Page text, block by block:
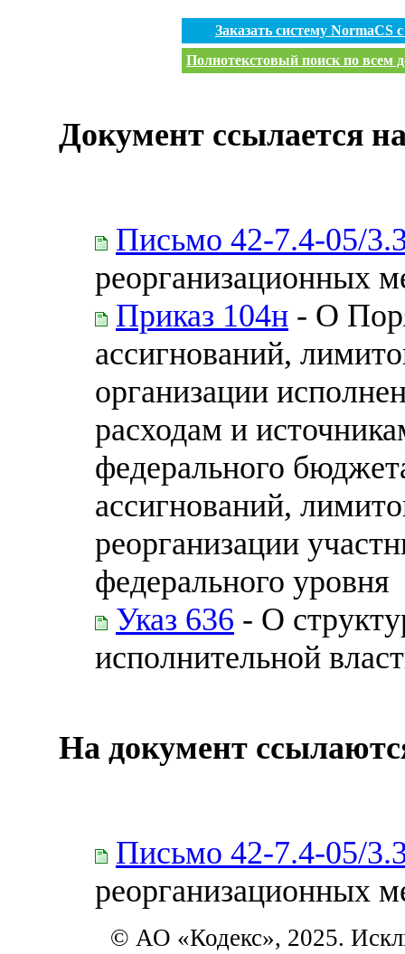
Заказать систему
Полнотекстовый поиск по всем
Документ ссылается
Письмо 42-7.4-05/
реорганизационных
Приказ 104н - О
ассигнований,
организации
расходам и
федерального
ассигнований,
реорганизации
федерального уровня
Указ 636 - О
исполнительной
На документ
Письмо 42-7.4-05/
реорганизационных
© АО «Кодекс», 2025.